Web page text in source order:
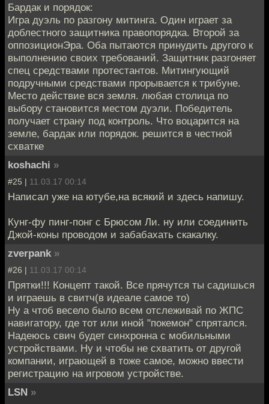
Бардак и порядок:
Игра дуэль по разгону митинга. Один играет за
доблестного защитника правопорядка. Второй за
оппозиционЭра. Оба пытаются принудить другого к
выполнению своих требований. Защитник разгоняет
спец средствами протестантов. Митингующий
подручными средствами прорывается к трибуне.
Место действие вся земля. любая столица по
выбору становится местом дуэли. Победитель
получает страну под контроль. Что воцарится на
земле, бардак или порядок. решится в честной
схватке
koshachi »
#25 | 11.03.17 00:14
Написал уже на ютубе,на всякий и здесь напишу.
Кунг-фу пинг-понг с Брюсом Ли. ну или соединить
Джой-коны проводом и забабахать скакалку.
zverpank »
#26 | 11.03.17 00:14
Прятки!!! Концепт такой. Все прячутся ты садишься
и играешь в свитч(в идеале самое то)
Ну а чтоб весело было всем отслеживай по ЖПС
навигатору, где тот или иной "покемон" спрятался.
Надеюсь свич будет синхронна с мобильными
устройствами. Ну и чтобы не схватить от другой
компании, играющей в тоже самое, можно ввести
регистрацию на игровом устройстве.
LSN »